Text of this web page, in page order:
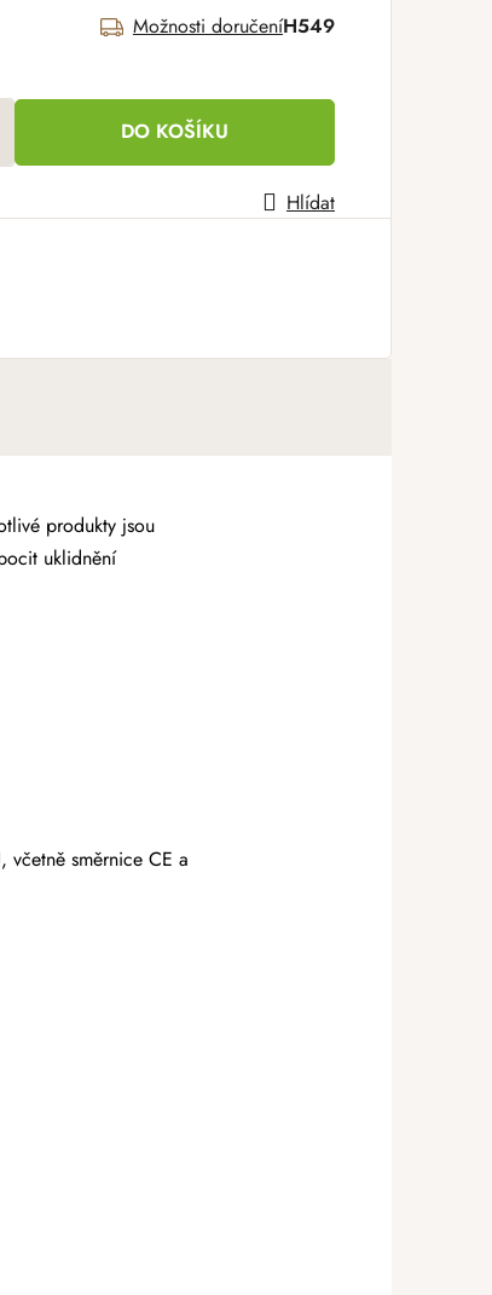
Možnosti doručeníH549
DO KOŠÍKU
Hlídat
produkty jsou
uklidnění
včetně směrnice CE a